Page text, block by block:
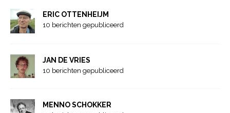
ERIC OTTENHEIJM
10 berichten gepubliceerd
JAN DE VRIES
10 berichten gepubliceerd
MENNO SCHOKKER